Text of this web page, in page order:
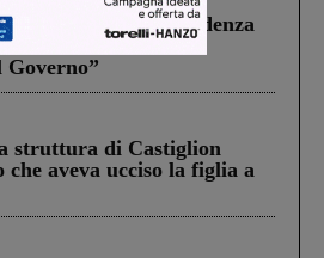
oltre la scadenza
d’Italia: “Un
struttura di Castiglion
che aveva ucciso la figlia a